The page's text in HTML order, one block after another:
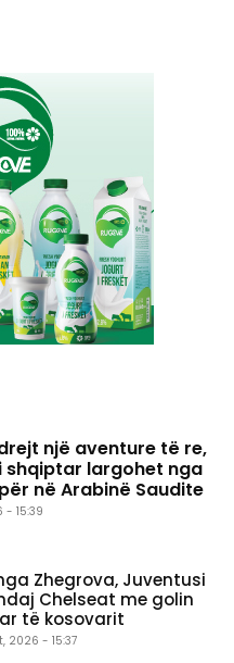
një aventure të re,
shqiptar largohet nga
në Arabinë Saudite
- 15:39
Zhegrova, Juventusi
Chelseat me golin
të kosovarit
2026 - 15:37